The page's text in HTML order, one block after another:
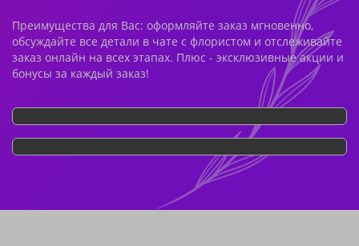
Преимущества для Вас: оформляйте заказ мгновенно,
обсуждайте все детали в чате с флористом и отслеживайте
заказ онлайн на всех этапах. Плюс - эксклюзивные акции и
бонусы за каждый заказ!